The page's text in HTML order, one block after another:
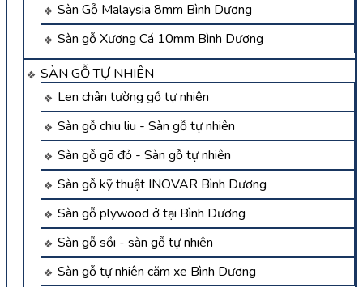
Sàn Gỗ Malaysia 8mm Bình Dương
Sàn gỗ Xương Cá 10mm Bình Dương
SÀN GỖ TỰ NHIÊN
Len chân tường gỗ tự nhiên
Sàn gỗ chiu liu - Sàn gỗ tự nhiên
Sàn gỗ gõ đỏ - Sàn gỗ tự nhiên
Sàn gỗ kỹ thuật INOVAR Bình Dương
Sàn gỗ plywood ở tại Bình Dương
Sàn gỗ sồi - sàn gỗ tự nhiên
Sàn gỗ tự nhiên căm xe Bình Dương